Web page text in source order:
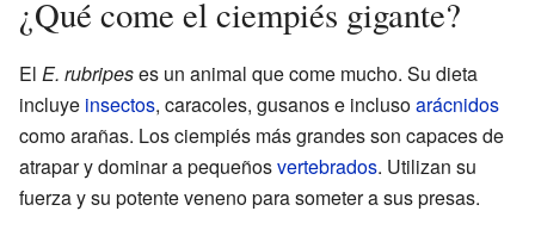
¿Qué come el ciempiés gigante?
El E. rubripeses un animal que come mucho. Su dieta
incluye insectos, caracoles, gusanos e inclusoarácnidos
como arañas. Los ciempiés más grandes son capaces de
atrapar y dominar a pequeñosvertebrados. Utilizan su
fuerza y su potente veneno para someter a sus presas.